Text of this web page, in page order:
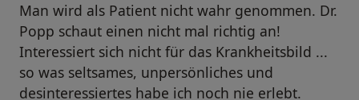
Man wird als Patient nicht wahr genommen. Dr.
Popp schaut einen nicht mal richtig an!
Interessiert sich nicht für das Krankheitsbild ...
so was seltsames, unpersönliches und
desinteressiertes habe ich noch nie erlebt.